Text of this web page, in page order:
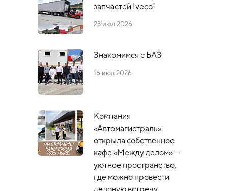
запчастей Iveco!
23 июл 2026
Знакомимся с БАЗ
16 июл 2026
Компания
«Автомагистраль»
открыла собственное
кафе «Между делом» —
уютное пространство,
где можно провести